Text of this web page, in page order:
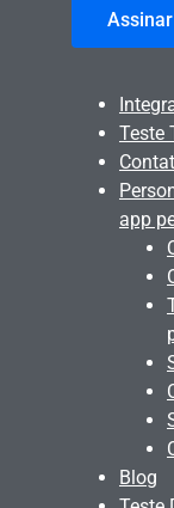
Teste
app
Blog